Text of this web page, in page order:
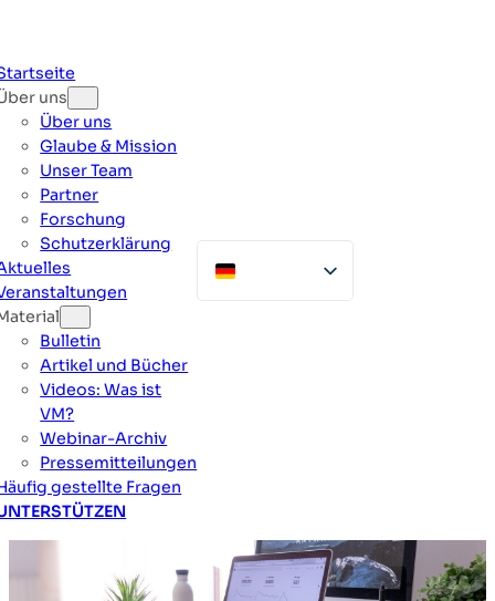
springen
uns
Über uns
Glaube & Mission
Unser Team
Partner
Forschung
Schutzerklärung
Bulletin
Artikel und Bücher
Videos: Was ist
VM?
Webinar-Archiv
Pressemitteilungen
gestellte Fragen